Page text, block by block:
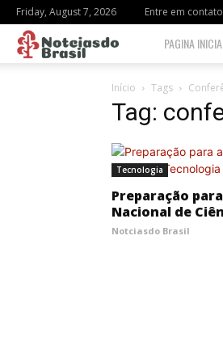
Friday, August 7, 2026 Entre em
Notciasdo
Brasil
PAGINA
Início Tags
Tag:
Tecnologia
Preparação
Nacional de
Notciasdo Brasil